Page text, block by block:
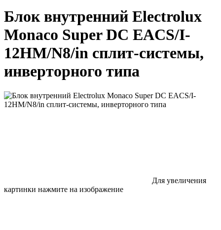
Блок внутренний Electrolux
Monaco Super DC EACS/I-
12HM/N8/in сплит-системы,
инверторного типа
Для увеличения
картинки нажмите на изображение